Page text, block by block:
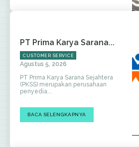
PT Prima Karya Sarana...
CUSTOMER SERVICE
Agustus 5, 2026
PT Prima Karya Sarana Sejahtera
(PKSS) merupakan perusahaan
penyedia...
BACA SELENGKAPNYA